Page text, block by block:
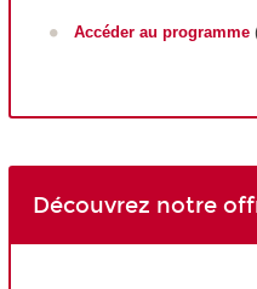
Accéder au programme
Découvrez notre